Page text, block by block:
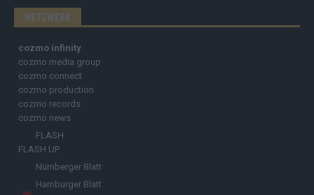
NETZWERK
cozmo infinity
cozmo media group
cozmo connect
cozmo production
cozmo records
cozmo news
FLASH
FLASH UP
Nürnberger Blatt
Hamburger Blatt